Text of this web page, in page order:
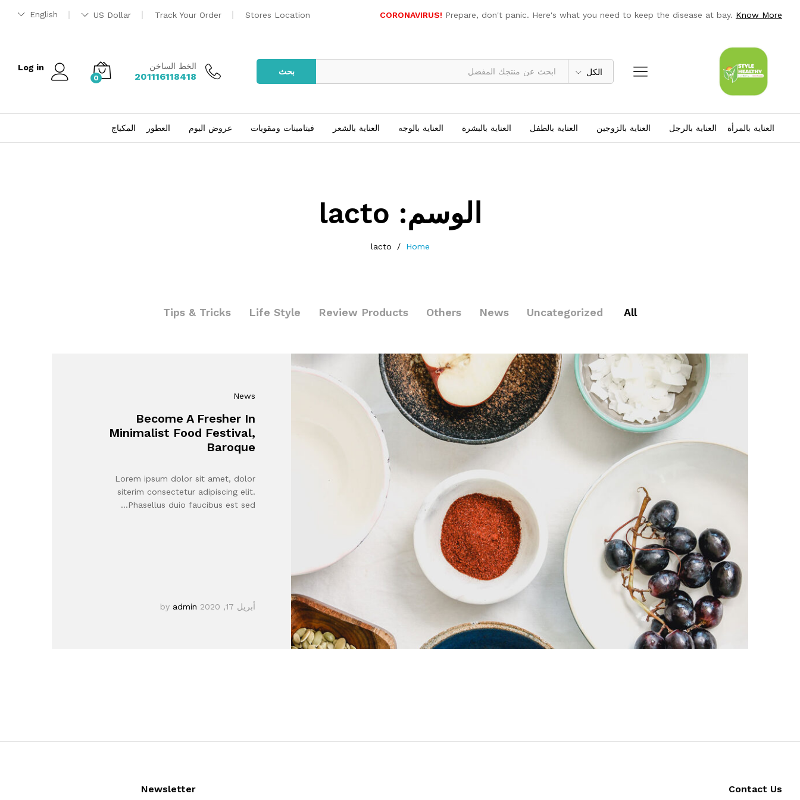
CORONAVIRUS! Prepare, don't panic. Here's what you need to keep the disease at bay. Know More
Stores Location
Track Your Order
US Dollar
English
الكل بحث
الخط الساخن
201116118418
0
Log in
العناية بالمرأة العناية بالرجل العناية بالزوجين العناية بالطفل العناية بالبشرة العناية بالوجه العناية بالشعر فيتامينات ومقويات عروض اليوم العطور المكياج
الوسم: lacto
Home
/
lacto
All
Uncategorized
News
Others
Review Products
Life Style
Tips & Tricks
News
Become A Fresher In
Minimalist Food Festival,
Baroque
Lorem ipsum dolor sit amet, dolor
siterim consectetur adipiscing elit.
Phasellus duio faucibus est sed…
أبريل 17, 2020 admin
Contact Us
Newsletter